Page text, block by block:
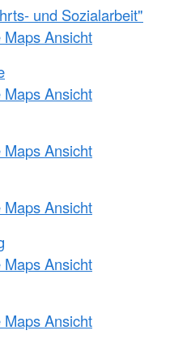
und Sozialarbeit"
Ansicht
Ansicht
Ansicht
Ansicht
Ansicht
Ansicht